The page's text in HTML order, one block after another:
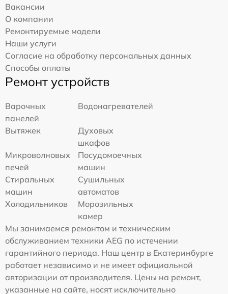
Вакансии
О компании
Ремонтируемые модели
Наши услуги
Согласие на обработку персональных данных
Способы оплаты
Ремонт устройств
Варочных
панелей
Водонагревателей
Вытяжек
Духовых
шкафов
Микроволновых
печей
Посудомоечных
машин
Стиральных
машин
Сушильных
автоматов
Холодильников
Морозильных
камер
Мы занимаемся ремонтом и техническим
обслуживанием техники AEG по истечении
гарантийного периода. Наш центр в Екатеринбурге
работает независимо и не имеет официальной
авторизации от производителя. Цены на ремонт,
указанные на сайте, носят исключительно